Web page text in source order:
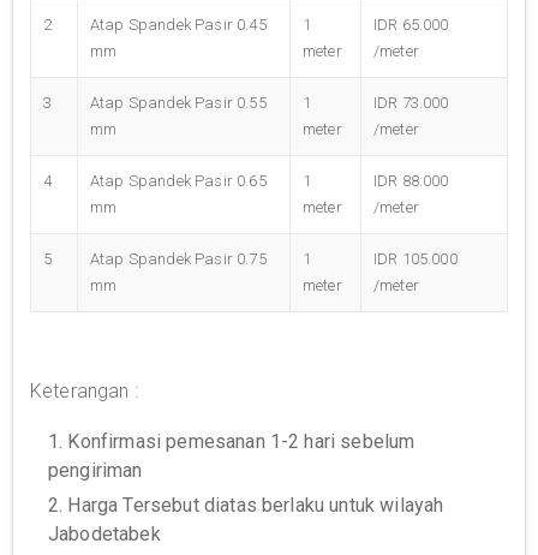
2
Atap Spandek Pasir 0.45
mm
1
meter
IDR 65.000
/meter
3
Atap Spandek Pasir 0.55
mm
1
meter
IDR 73.000
/meter
4
Atap Spandek Pasir 0.65
mm
1
meter
IDR 88.000
/meter
5
Atap Spandek Pasir 0.75
mm
1
meter
IDR 105.000
/meter
Keterangan :
1. Konfirmasi pemesanan 1-2 hari sebelum
pengiriman
2. Harga Tersebut diatas berlaku untuk wilayah
Jabodetabek